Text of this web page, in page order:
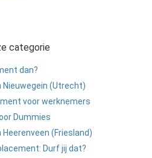
categorie
dan?
(Utrecht)
voor werknemers
Dummies
(Friesland)
Durf jij dat?